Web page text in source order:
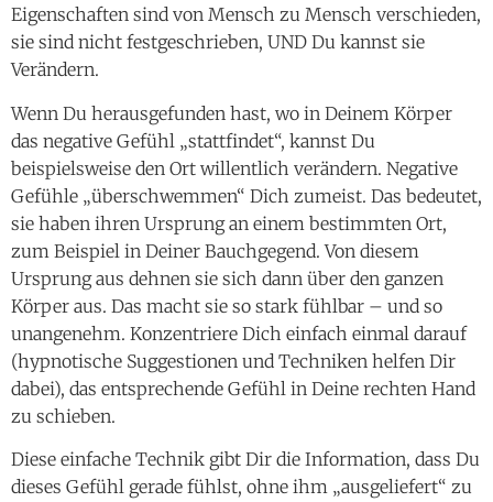
Eigenschaften sind von Mensch zu Mensch verschieden,
sie sind nicht festgeschrieben, UND Du kannst sie
Verändern.
Wenn Du herausgefunden hast, wo in Deinem Körper
das negative Gefühl „stattfindet“, kannst Du
beispielsweise den Ort willentlich verändern. Negative
Gefühle „überschwemmen“ Dich zumeist. Das bedeutet,
sie haben ihren Ursprung an einem bestimmten Ort,
zum Beispiel in Deiner Bauchgegend. Von diesem
Ursprung aus dehnen sie sich dann über den ganzen
Körper aus. Das macht sie so stark fühlbar – und so
unangenehm. Konzentriere Dich einfach einmal darauf
(hypnotische Suggestionen und Techniken helfen Dir
dabei), das entsprechende Gefühl in Deine rechten Hand
zu schieben.
Diese einfache Technik gibt Dir die Information, dass Du
dieses Gefühl gerade fühlst, ohne ihm „ausgeliefert“ zu